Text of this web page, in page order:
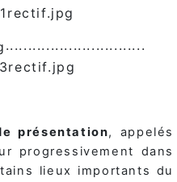
...............................
présentation, appelés
progressivement dans
lieux importants du